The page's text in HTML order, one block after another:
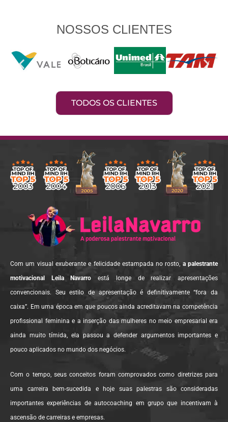
NOSSOS CLIENTES
TODOS OS CLIENTES
Com um visual exuberante e felicidade estampada no rosto, a palestrante
motivacional Leila Navarro está longe de realizar apresentações
convencionais. Seu estilo de apresentação é definitivamente “fora da
caixa”. Em uma época em que poucos ainda acreditavam na competência
profissional feminina e a inserção das mulheres no meio empresarial era
ainda muito tímida, ela passou a defender argumentos importantes e
pouco aplicados no mundo dos negócios.
Com o tempo, seus conceitos foram comprovados como diretrizes para
uma carreira bem-sucedida e hoje suas palestras são consideradas
importantes experiências de autocoaching em grupo que incentivam à
ascensão de carreiras e empresas.